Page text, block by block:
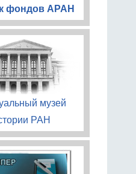
фондов АРАН
музей
РАН